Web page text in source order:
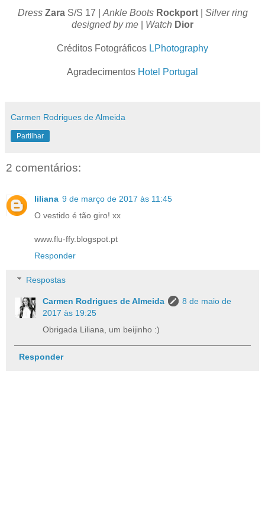
Dress Zara S/S 17 | Ankle Boots Rockport| Silver ring
designed by me
Watch Dior
Créditos Fotográficos LPhotography
Agradecimentos Hotel Portugal
Carmen Rodrigues de Almeida
Partilhar
2 comentários:
liliana 9 de março de 2017 às 11:45
O vestido é tão giro! xx
www.flu-ffy.blogspot.pt
Responder
Respostas
Carmen Rodrigues de Almeida
8 de maio de
2017 às 19:25
Obrigada Liliana, um beijinho :)
Responder